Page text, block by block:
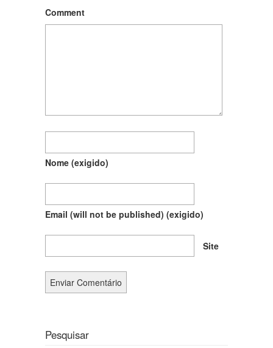
Comment
Nome (exigido)
Email (will not be published) (exigido)
Site
Pesquisar